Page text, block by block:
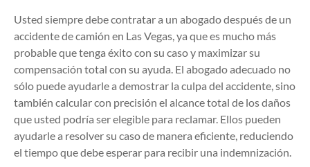
Usted siempre debe contratar a un abogado después de un
accidente de camión en Las Vegas, ya que es mucho más
probable que tenga éxito con su caso y maximizar su
compensación total con su ayuda. El abogado adecuado no
sólo puede ayudarle a demostrar la culpa del accidente, sino
también calcular con precisión el alcance total de los daños
que usted podría ser elegible para reclamar. Ellos pueden
ayudarle a resolver su caso de manera eficiente, reduciendo
el tiempo que debe esperar para recibir una indemnización.